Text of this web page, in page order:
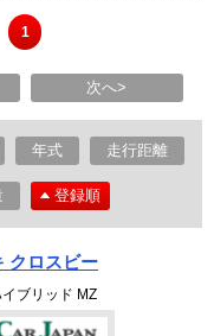
1
次へ>
年式 走行距離
登録順
クロスビー
ブリッド MZ